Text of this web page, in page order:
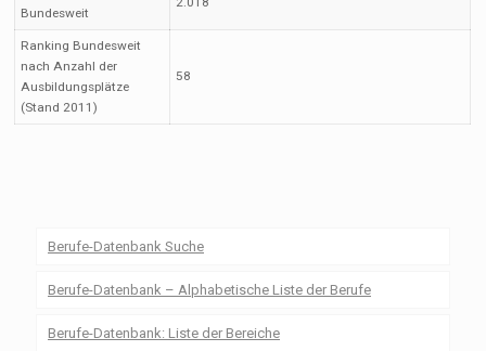
Bundesweit
Ranking Bundesweit
nach Anzahl der
Ausbildungsplätze
(Stand 2011)
58
Berufe-Datenbank Suche
Berufe-Datenbank – Alphabetische Liste der Berufe
Berufe-Datenbank: Liste der Bereiche